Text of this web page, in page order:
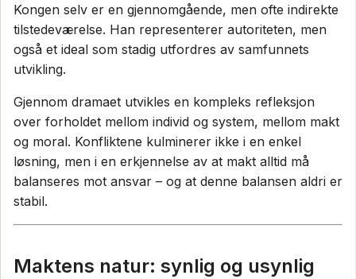
Kongen selv er en gjennomgående, men ofte indirekte
tilstedeværelse. Han representerer autoriteten, men
også et ideal som stadig utfordres av samfunnets
utvikling.
Gjennom dramaet utvikles en kompleks refleksjon
over forholdet mellom individ og system, mellom makt
og moral. Konfliktene kulminerer ikke i en enkel
løsning, men i en erkjennelse av at makt alltid må
balanseres mot ansvar – og at denne balansen aldri er
stabil.
Maktens natur: synlig og usynlig